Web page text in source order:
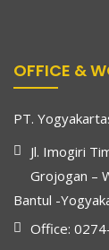
OFFICE &
PT.
Jl. Imogiri
Grojogan –
Bantul -
Office: